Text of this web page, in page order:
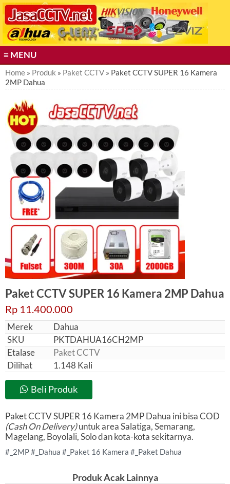
S
k
o
≡ MENU
Home » Produk » Paket CCTV » Paket CCTV SUPER 16 Kamera
2MP Dahua
Paket CCTV SUPER 16 Kamera 2MP Dahua
Rp 11.400.000
Merek
Dahua
SKU
PKTDAHUA16CH2MP
Etalase
Paket CCTV
Dilihat
1.148 Kali
Beli Produk
Paket CCTV SUPER 16 Kamera 2MP Dahua ini bisa COD
(Cash On Delivery)untuk area Salatiga, Semarang,
Magelang, Boyolali, Solo dan kota-kota sekitarnya.
2MP Dahua Paket 16 Kamera Paket Dahua
Produk Acak Lainnya